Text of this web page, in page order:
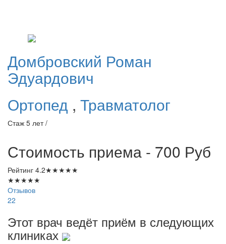
Домбровский Роман
Эдуардович
Ортопед , Травматолог
Стаж 5 лет /
Стоимость приема - 700 Руб
Рейтинг 4.2★★★★★
★★★★★
Отзывов
22
Этот врач ведёт приём в следующих
клиниках